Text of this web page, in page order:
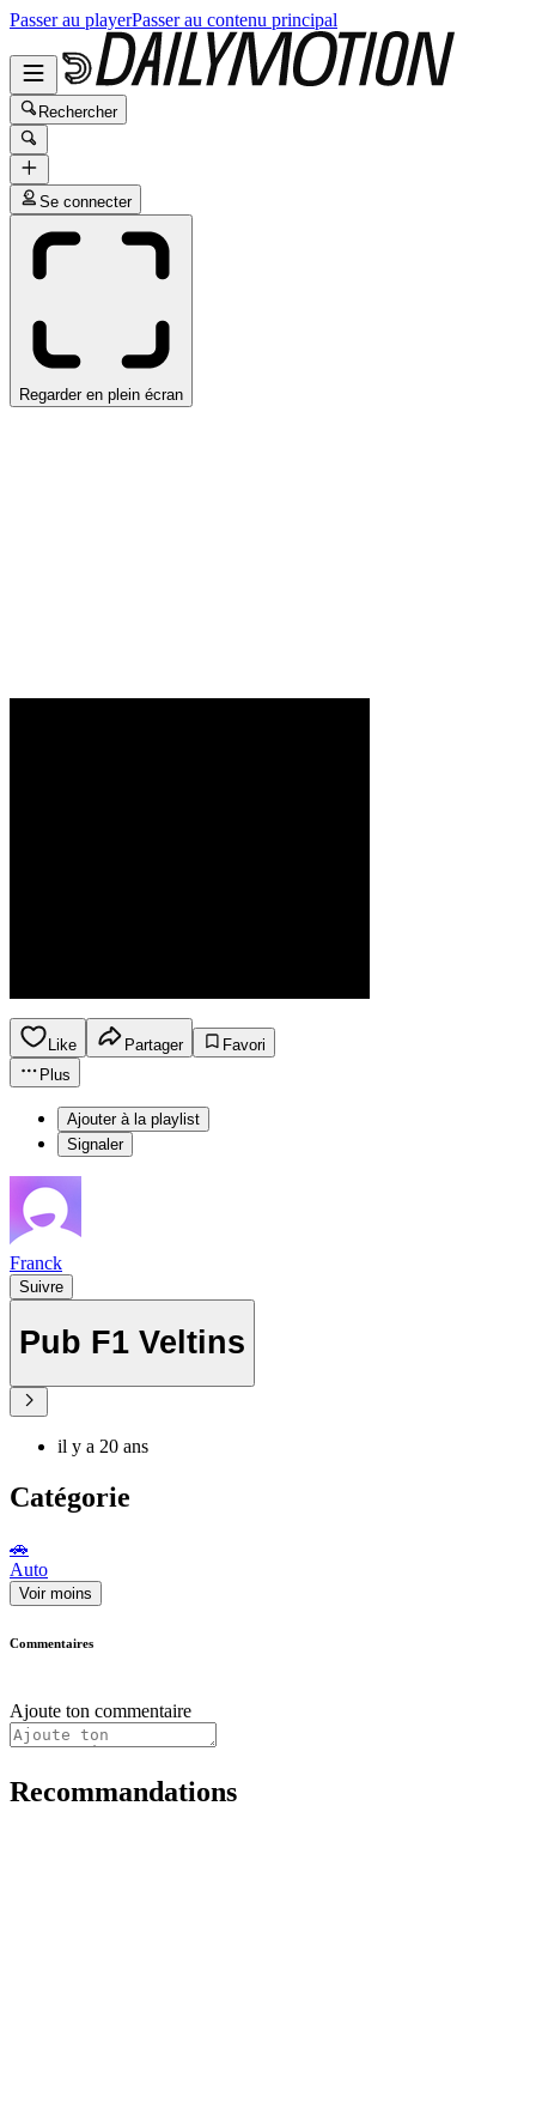
Passer au playerPasser au contenu principal
Rechercher
Se connecter
Regarder en plein écran
Like Partager
Favori
Plus
Ajouter à la playlist
Signaler
Franck
Suivre
Pub F1 Veltins
il y a 20 ans
Catégorie
🚗
Auto
Voir moins
Commentaires
Ajoute ton commentaire
Recommandations